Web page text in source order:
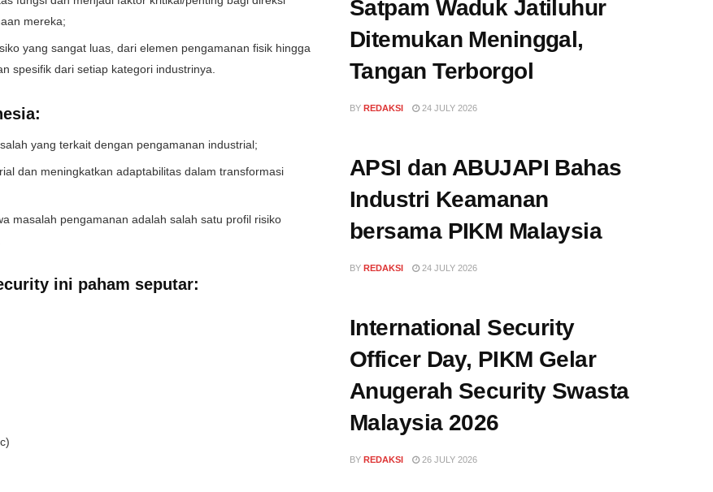
mereka;
yang sangat luas, dari elemen pengamanan fisik hingga
spesifik dari setiap kategori industrinya.
yang terkait dengan pengamanan industrial;
dan meningkatkan adaptabilitas dalam transformasi
masalah pengamanan adalah salah satu profil risiko
ini paham seputar:
Satpam Waduk Jatiluhur
Ditemukan Meninggal,
Tangan Terborgol
BY REDAKSI 24 JULY 2026
APSI dan ABUJAPI Bahas
Industri Keamanan
bersama PIKM Malaysia
BY REDAKSI 24 JULY 2026
International Security
Officer Day, PIKM Gelar
Anugerah Security Swasta
Malaysia 2026
BY REDAKSI 26 JULY 2026